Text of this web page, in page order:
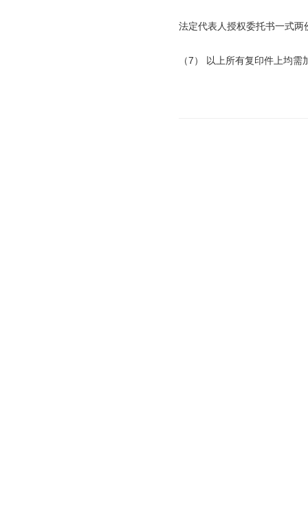
法定代表人授权委托书一式
（7） 以上所有复印件上均